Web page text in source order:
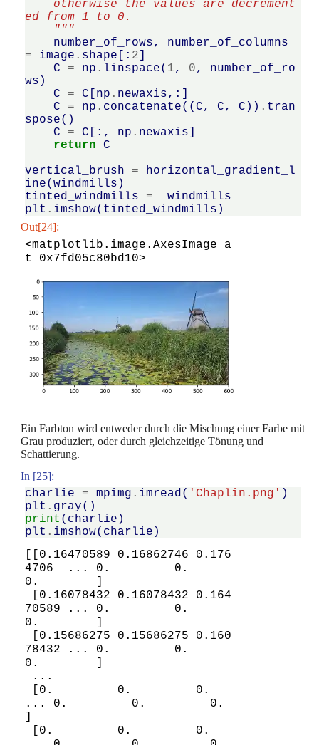
ed from 1 to 0.
    """
number_of_rows,
number_of_columns
=
image . shape [: 2
C
= np . linspace( 1, 0,
number_of_ro
ws )
C
= C np . newaxis,:]
C
= np . concatenate(( C, C, C )) . tran
spose()
C
= C [:, np . newaxis
return
C
vertical_brush
=
horizontal_gradient_l
ine(windmills )
tinted_windmills
=
windmills
plt . imshow( tinted_windmills )
Out[24]:
<matplotlib.image.AxesImage a
t 0x7fd05c80bd10>
Ein Farbton wird entweder durch die Mischung einer Farbe mit
Grau produziert, oder durch gleichzeitige Tönung und
Schattierung.
In [25]:
charlie = mpimg . imread( 'Chaplin.png' )
plt . gray()
print ( charlie )
plt . imshow( charlie )
[[0.16470589 0.16862746 0.176
4706  ... 0.         0.
0.        ]
70589 ... 0.         0.
0.        ]
78432 ... 0.         0.
0.        ]
... 0.         0.         0.
]